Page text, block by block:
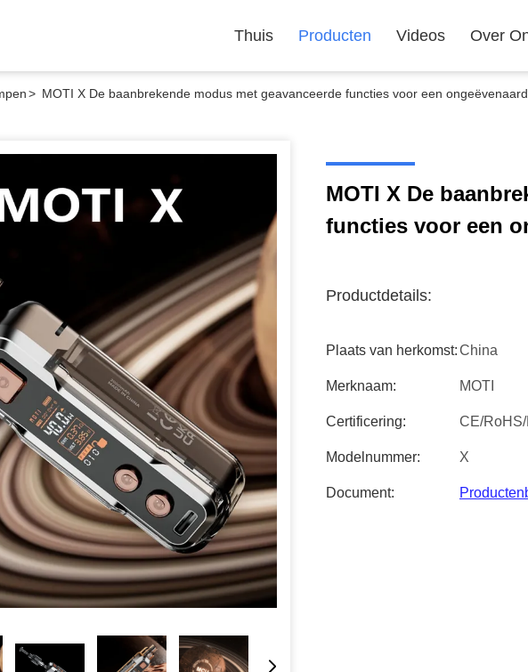
Thuis Producten Videos Over
> MOTI X De baanbrekende modus met geavanceerde functies voor een
MOTI X De
functies voor een
Productdetails:
Plaats van herkomst:China
Merknaam: MOTI
Certificering: CE/
Modelnummer: X
Document: